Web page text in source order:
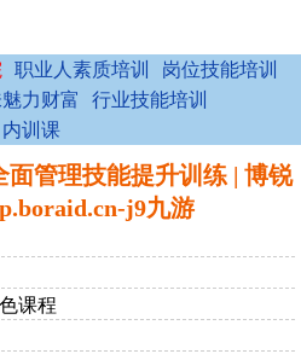
职业人素质培训
岗位技能培训
力财富
行业技能培训
内训课
管理技能提升训练 | 博锐
j9九游
课程